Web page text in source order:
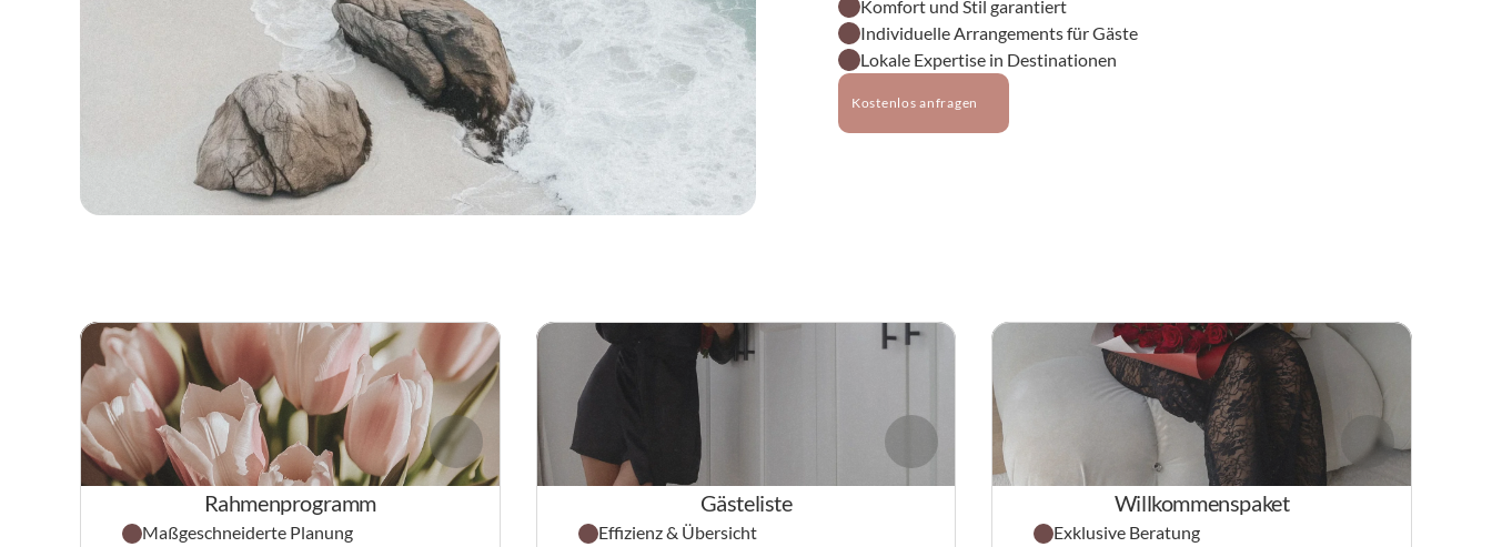
Komfort und Stil garantiert
Individuelle Arrangements für Gäste
Lokale Expertise in Destinationen
Kostenlos anfragen
Rahmenprogramm
Maßgeschneiderte Planung
Gästeliste
Effizienz & Übersicht
Willkommenspaket
Exklusive Beratung